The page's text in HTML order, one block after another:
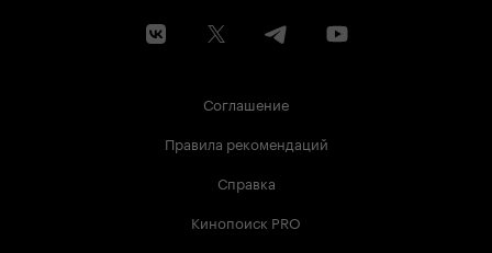
Соглашение
Правила рекомендаций
Справка
Кинопоиск PRO